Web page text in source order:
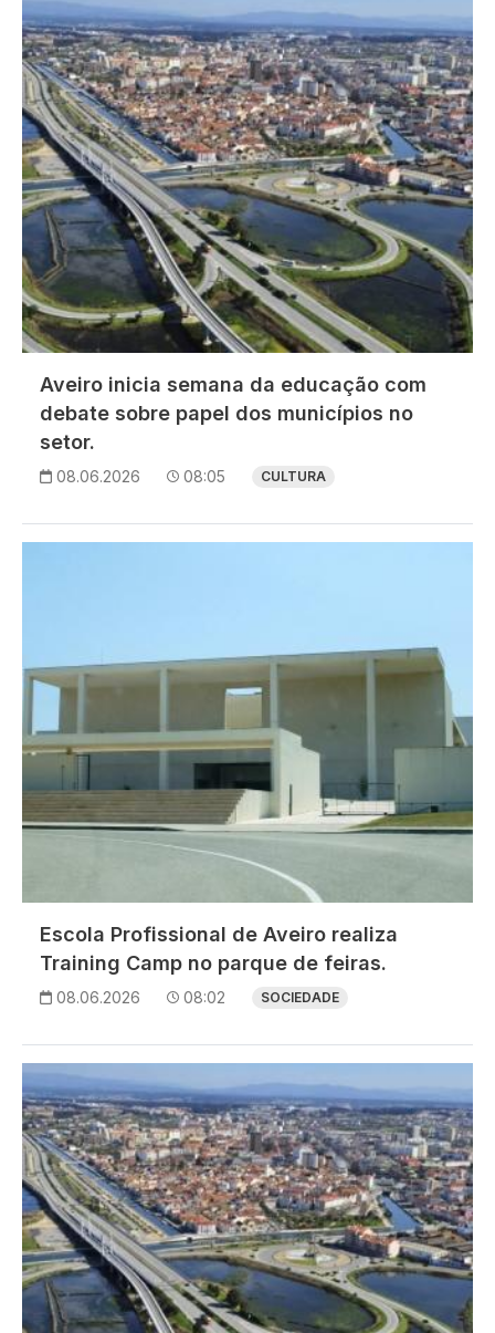
Aveiro inicia semana da educação com
debate sobre papel dos municípios no
setor.
08.06.2026 08:05 CULTURA
Escola Profissional de Aveiro realiza
Training Camp no parque de feiras.
08.06.2026 08:02 SOCIEDADE
Imagem